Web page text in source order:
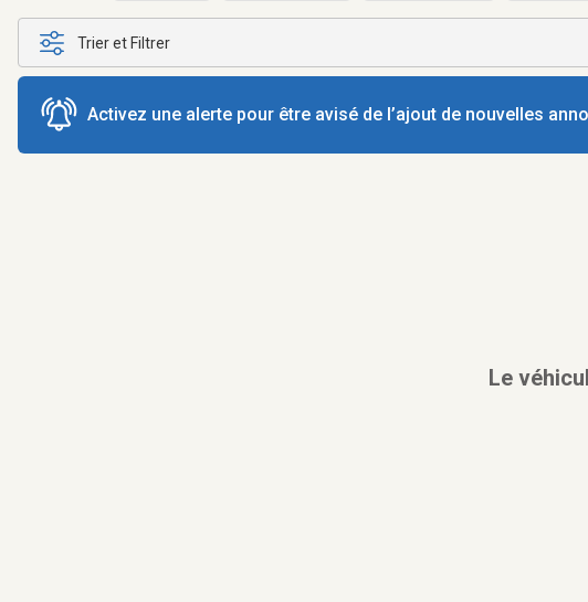
Trier et Filtrer
Activez une alerte pour être avisé de l’ajout de nouvelles
Le